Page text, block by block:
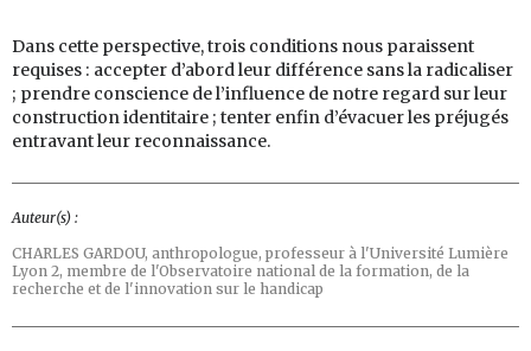
Dans cette perspective, trois conditions nous paraissent
requises : accepter d’abord leur différence sans la radicaliser
; prendre conscience de l’influence de notre regard sur leur
construction identitaire ; tenter enfin d’évacuer les préjugés
entravant leur reconnaissance.
Auteur(s) :
CHARLES GARDOU, anthropologue, professeur à l'Université Lumière
Lyon 2, membre de l'Observatoire national de la formation, de la
recherche et de l'innovation sur le handicap